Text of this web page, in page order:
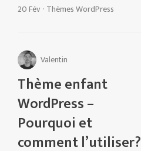
20 Fév · Thèmes WordPress
Valentin
Thème enfant
WordPress –
Pourquoi et
comment l’utiliser?